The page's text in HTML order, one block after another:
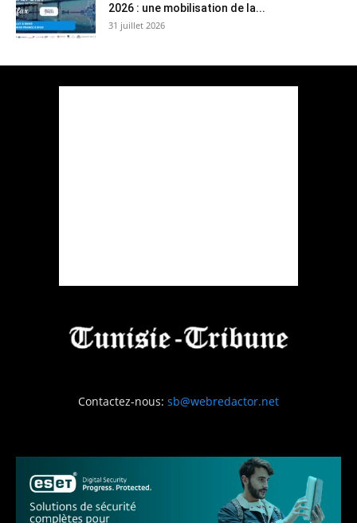
2026 : une mobilisation de la...
31 juillet 2026
Contactez-nous: sb@webredactor.net